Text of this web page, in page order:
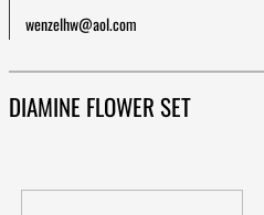
wenzelhw@aol.com
DIAMINE FLOWER SET